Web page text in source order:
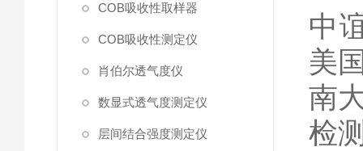
COB吸收性取样器
COB吸收性测定仪
肖伯尔透气度仪
数显式透气度测定仪
层间结合强度测定仪
中
美
南
检